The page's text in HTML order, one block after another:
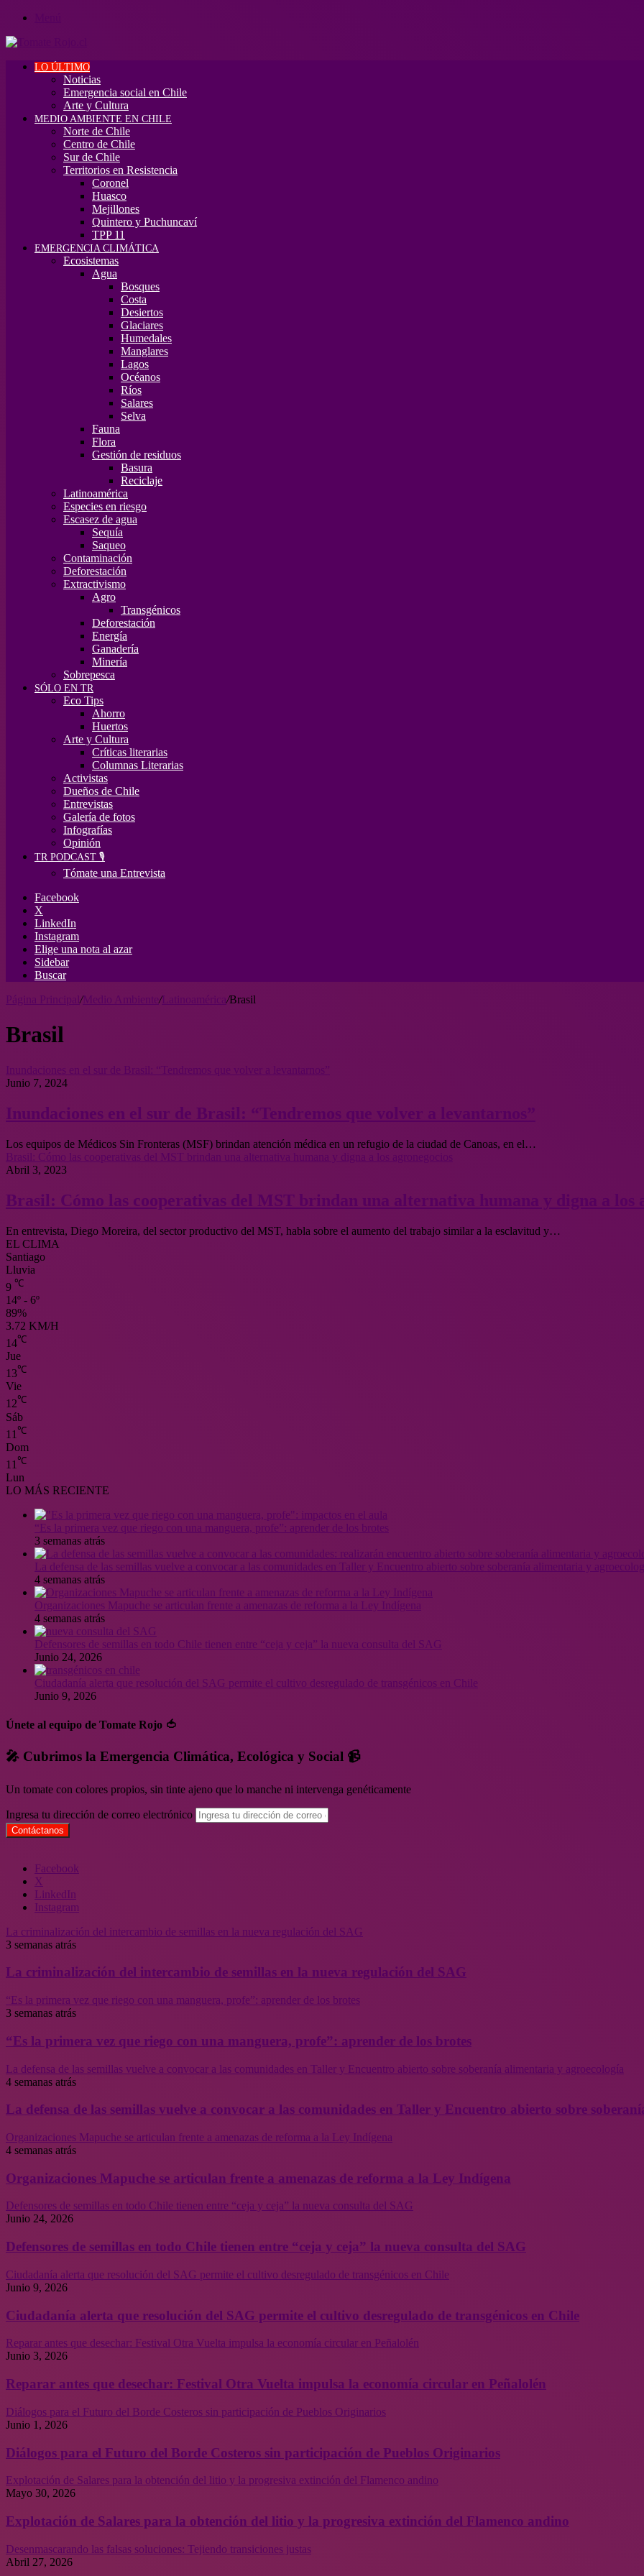
LO ÚLTIMO
Noticias
Emergencia social en Chile
Arte y Cultura
MEDIO AMBIENTE EN CHILE
Norte de Chile
Centro de Chile
Sur de Chile
Territorios en Resistencia
Coronel
Huasco
Mejillones
Quintero y Puchuncaví
TPP 11
EMERGENCIA CLIMÁTICA
Ecosistemas
Agua
Bosques
Costa
Desiertos
Glaciares
Humedales
Manglares
Lagos
Océanos
Ríos
Salares
Selva
Fauna
Flora
Gestión de residuos
Basura
Reciclaje
Latinoamérica
Especies en riesgo
Escasez de agua
Sequía
Saqueo
Contaminación
Deforestación
Extractivismo
Agro
Transgénicos
Deforestación
Energía
Ganadería
Minería
Sobrepesca
SÓLO EN TR
Eco Tips
Ahorro
Huertos
Arte y Cultura
Críticas literarias
Columnas Literarias
Activistas
Dueños de Chile
Entrevistas
Galería de fotos
Infografías
Opinión
TR PODCAST 🎙️
Tómate una Entrevista
Facebook
X
LinkedIn
Instagram
Elige una nota al azar
Sidebar
Buscar
/Medio Ambiente /Latinoamérica /Brasil
Brasil
Junio 7, 2024
Inundaciones en el sur de Brasil: “Tendremos que volver a levantarnos”
Los equipos de Médicos Sin Fronteras (MSF) brindan atención médica en un refugio de la ciudad de Canoas, en el…
Brasil: Cómo las cooperativas del MST brindan una alternativa humana y digna a los agronegocios
Abril 3, 2023
Brasil: Cómo las cooperativas del MST brindan una alternativa humana y digna a los
En entrevista, Diego Moreira, del sector productivo del MST, habla sobre el aumento del trabajo similar a la esclavitud y…
EL CLIMA
Santiago
Lluvia
9 ℃
14º - 6º
89%
3.72 KM/H
14℃
Jue
13℃
Vie
12℃
Sáb
11 ℃
Dom
11℃
Lun
LO MÁS RECIENTE
“Es la primera vez que riego con una manguera, profe”: aprender de los brotes
3 semanas atrás
La defensa de las semillas vuelve a convocar a las comunidades en Taller y Encuentro abierto sobre soberanía alimentaria y
4 semanas atrás
Organizaciones Mapuche se articulan frente a amenazas de reforma a la Ley Indígena
4 semanas atrás
Defensores de semillas en todo Chile tienen entre “ceja y ceja” la nueva consulta del SAG
Junio 24, 2026
Ciudadanía alerta que resolución del SAG permite el cultivo desregulado de transgénicos en Chile
Junio 9, 2026
Únete al equipo de Tomate Rojo 🍅
🎤 Cubrimos la Emergencia Climática, Ecológica y Social 📹
Un tomate con colores propios, sin tinte ajeno que lo manche ni intervenga genéticamente
Ingresa tu dirección de correo electrónico
Facebook
X
LinkedIn
Instagram
La criminalización del intercambio de semillas en la nueva regulación del SAG
3 semanas atrás
La criminalización del intercambio de semillas en la nueva regulación del SAG
“Es la primera vez que riego con una manguera, profe”: aprender de los brotes
3 semanas atrás
“Es la primera vez que riego con una manguera, profe”: aprender de los brotes
La defensa de las semillas vuelve a convocar a las comunidades en Taller y Encuentro abierto sobre soberanía alimentaria y agroecología
4 semanas atrás
La defensa de las semillas vuelve a convocar a las comunidades en Taller y Encuentro abierto sobre
Organizaciones Mapuche se articulan frente a amenazas de reforma a la Ley Indígena
4 semanas atrás
Organizaciones Mapuche se articulan frente a amenazas de reforma a la Ley Indígena
Defensores de semillas en todo Chile tienen entre “ceja y ceja” la nueva consulta del SAG
Junio 24, 2026
Defensores de semillas en todo Chile tienen entre “ceja y ceja” la nueva consulta del SAG
Ciudadanía alerta que resolución del SAG permite el cultivo desregulado de transgénicos en Chile
Junio 9, 2026
Ciudadanía alerta que resolución del SAG permite el cultivo desregulado de transgénicos en Chile
Reparar antes que desechar: Festival Otra Vuelta impulsa la economía circular en Peñalolén
Junio 3, 2026
Reparar antes que desechar: Festival Otra Vuelta impulsa la economía circular en Peñalolén
Diálogos para el Futuro del Borde Costeros sin participación de Pueblos Originarios
Junio 1, 2026
Diálogos para el Futuro del Borde Costeros sin participación de Pueblos Originarios
Explotación de Salares para la obtención del litio y la progresiva extinción del Flamenco andino
Mayo 30, 2026
Explotación de Salares para la obtención del litio y la progresiva extinción del Flamenco andino
Desenmascarando las falsas soluciones: Tejiendo transiciones justas
Abril 27, 2026